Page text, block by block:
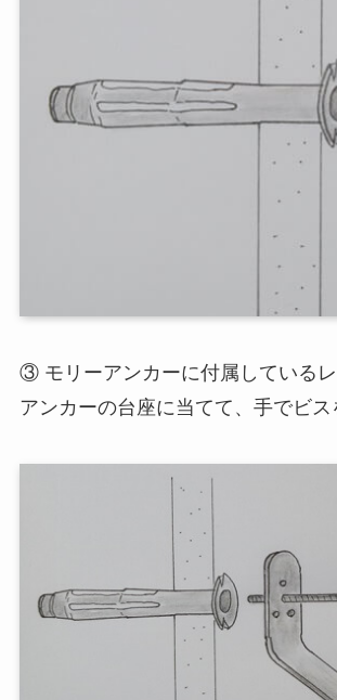
③ モリーアンカーに付属している
アンカーの台座に当てて、手でビス